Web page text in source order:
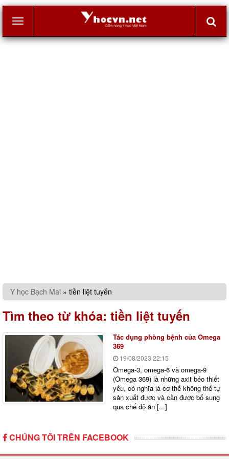
Y học Bạch Mai » tiền liệt tuyến
tiền liệt tuyến
Tìm theo từ khóa:
Tác dụng phòng bệnh của Omega
369
19/08/2023 22:15
Omega-3, omega-6 và omega-9
(Omega 369) là những axit béo thiết
yếu, có nghĩa là cơ thể không thể tự
sản xuất được và cần được bổ sung
qua chế độ ăn [...]
CHÚNG TÔI TRÊN FACEBOOK